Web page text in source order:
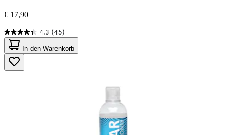
€ 17,90
4.3 (45)
4.3
von
5
Sternen.
45
In den Warenkorb